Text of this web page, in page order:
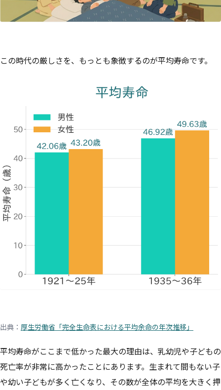
この時代の厳しさを、もっとも象徴するのが平均寿命です。
出典： 厚生労働省「完全生命表における平均余命の年次推移」
平均寿命がここまで低かった最大の理由は、乳幼児や子どもの
死亡率が非常に高かったことにあります。生まれて間もない子
や幼い子どもが多く亡くなり、その数が全体の平均を大きく押